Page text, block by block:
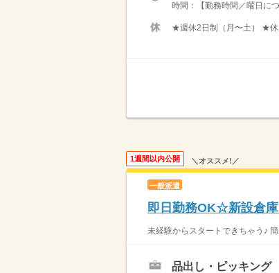
時間：【勤務時間／曜日に
★週休2日制（月〜土） ★休
1週間以内公開 ＼オススメ!／
一般派遣
即日勤務OK☆新設倉
未経験からスタートできちゃう♪
品出し・ピッキング